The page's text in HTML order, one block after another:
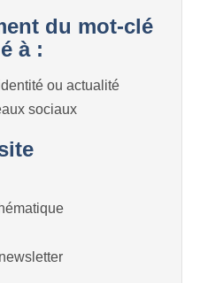
du mot-clé
à :
ou actualité
sociaux